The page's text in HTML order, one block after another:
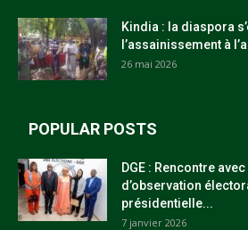
Kindia : la diaspora
l’assainissement à
26 mai 2026
POPULAR POSTS
DGE : Rencontre
d’observation
présidentielle...
7 janvier 2026